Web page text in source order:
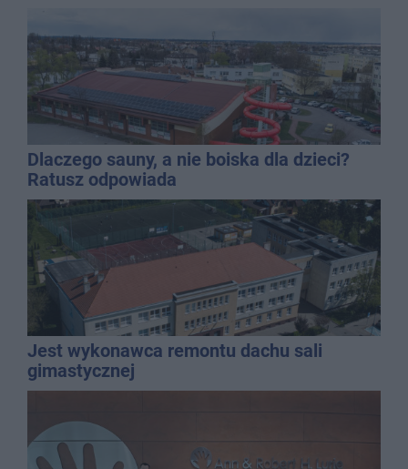
Dlaczego sauny, a nie boiska dla dzieci?
Ratusz odpowiada
Jest wykonawca remontu dachu sali
gimastycznej